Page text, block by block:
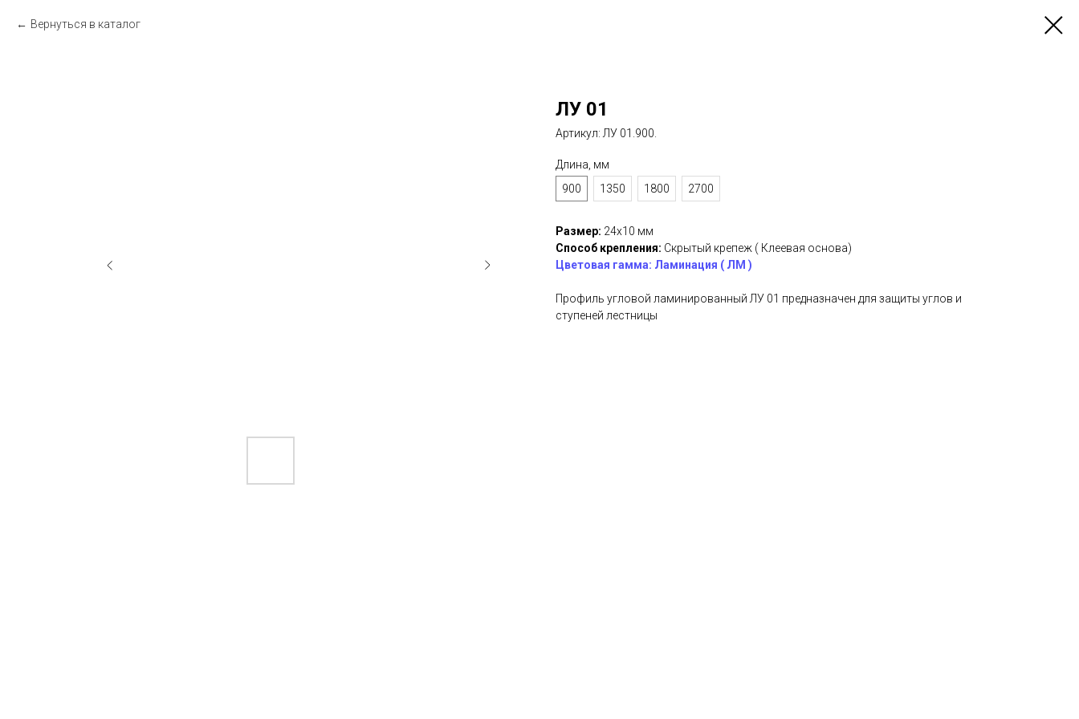
Вернуться в каталог
ЛУ 01
Артикул: ЛУ 01.900.
Длина, мм
900
1350 1800 2700
Размер: 24х10 мм
Способ крепления: Скрытый крепеж ( Клеевая основа)
Цветовая гамма: Ламинация ( ЛМ )
Профиль угловой ламинированный ЛУ 01 предназначен для защиты углов и
ступеней лестницы